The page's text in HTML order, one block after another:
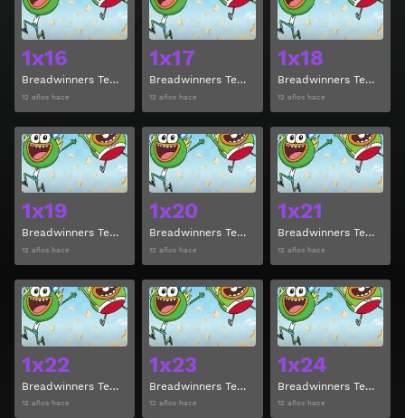
1x16
Breadwinners Temporada 1 Episodio 16
12 años hace
1x17
Breadwinners Temporada 1 Episodio 17
12 años hace
1x18
Breadwinners Temporada 1 Episodio 18
12 años hace
1x19
Breadwinners Temporada 1 Episodio 19
12 años hace
Ver
1x20
Breadwinners Temporada 1 Episodio 20
12 años hace
Ver
1x21
Breadwinners Temporada 1 Episodio 21
12 años hace
1x22
Breadwinners Temporada 1 Episodio 22
12 años hace
Ver
1x23
Breadwinners Temporada 1 Episodio 23
12 años hace
Ver
1x24
Breadwinners Temporada 1 Episodio 24
12 años hace